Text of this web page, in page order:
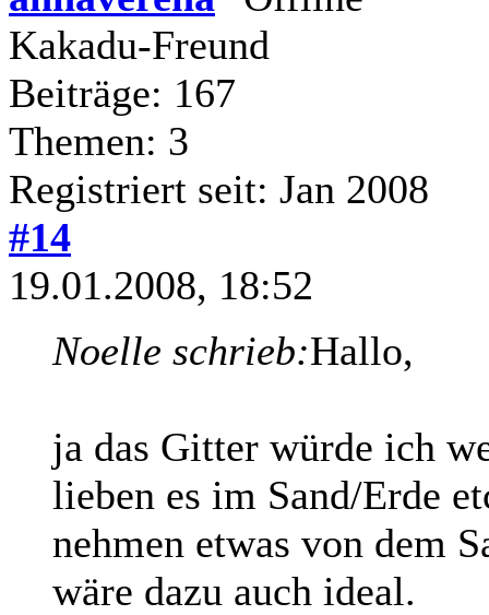
Kakadu-Freund
Beiträge: 167
Themen: 3
Registriert seit: Jan 2008
#14
19.01.2008, 18:52
Noelle schrieb:Hallo,
ja das Gitter würde ich
lieben es im Sand/Erde
nehmen etwas von dem
wäre dazu auch ideal.